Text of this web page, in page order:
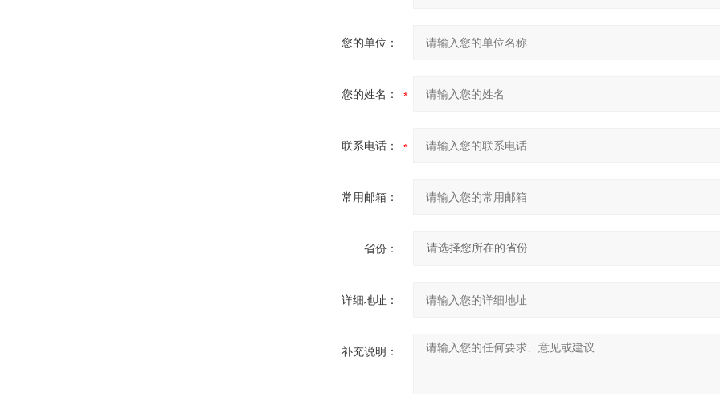
您的单位：
您的姓名：
联系电话：
常用邮箱：
省份：
详细地址：
补充说明：